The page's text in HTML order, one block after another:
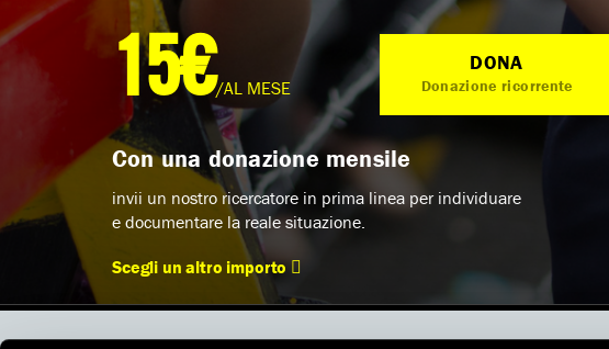
15€/AL MESE
DONA
Donazione ricorrente
Con una donazione mensile
invii un nostro ricercatore in prima linea per individuare
e documentare la reale situazione.
Scegli un altro importo